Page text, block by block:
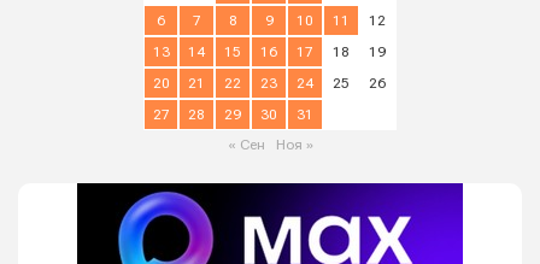
6
7 8 9 10 11
12
13
14 15 16 17 18
19
20
21 22 23 24 25
26
27
28 29 30
31
« Сен
Ноя »